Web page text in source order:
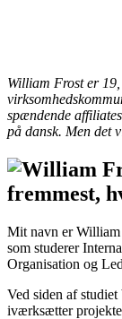
William Frost er
spændende
på dansk. Men det
fremmest,
Mit navn er William
som studerer
Organisation og
Ved siden af
iværksætter